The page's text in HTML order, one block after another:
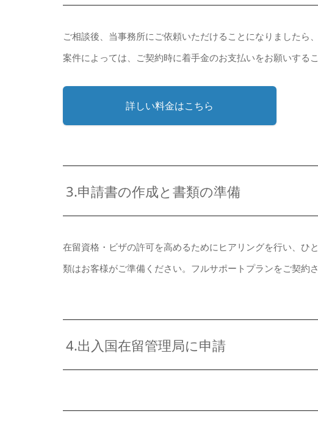
ご相談後、当事務所にご依頼いただけることになりましたら
案件によっては、ご契約時に着手金のお支払いをお願いするこ
詳しい料金はこちら
3.申請書の作成と書類の準備
在留資格・ビザの許可を高めるためにヒアリングを行い、
類はお客様がご準備ください。フルサポートプランをご契約
4.出入国在留管理局に申請